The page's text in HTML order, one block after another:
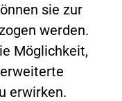
sie zur
werden.
Möglichkeit,
erwirken.